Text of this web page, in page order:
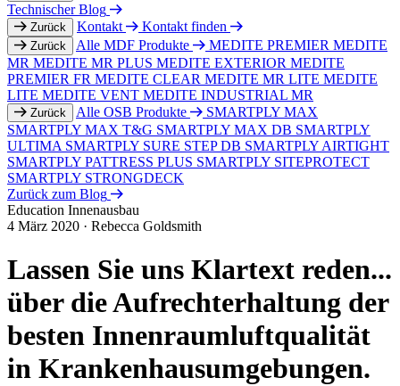
Technischer Blog
Zurück Kontakt Kontakt finden
Zurück Alle MDF Produkte MEDITE PREMIER MEDITE
MR MEDITE MR PLUS MEDITE EXTERIOR MEDITE
PREMIER FR MEDITE CLEAR MEDITE MR LITE MEDITE
LITE MEDITE VENT MEDITE INDUSTRIAL MR
Zurück Alle OSB Produkte
SMARTPLY MAX
SMARTPLY MAX T&G SMARTPLY MAX DB SMARTPLY
ULTIMA SMARTPLY SURE STEP DB SMARTPLY AIRTIGHT
SMARTPLY PATTRESS PLUS SMARTPLY SITEPROTECT
SMARTPLY STRONGDECK
Zurück zum Blog
Education Innenausbau
4 März 2020 · Rebecca Goldsmith
Lassen Sie uns Klartext reden...
über die Aufrechterhaltung der
besten Innenraumluftqualität
in Krankenhausumgebungen.